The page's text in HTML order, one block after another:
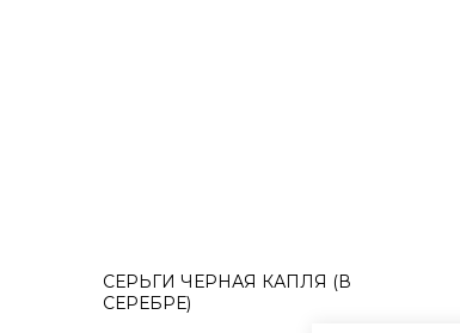
СЕРЬГИ ЧЕРНАЯ КАПЛЯ (В
СЕРЕБРЕ)